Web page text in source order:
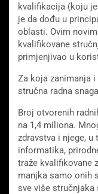
kvalifikacija (koju
je da dođu u
oblasti. Ovim
kvalifikovane
primjenjivao u
Za koja zanimanja
stručna radna
Broj otvorenih
na 1,4 miliona.
zdravstva i njege, u
informatika,
traže kvalifikovane
manjka samo onih
sve više